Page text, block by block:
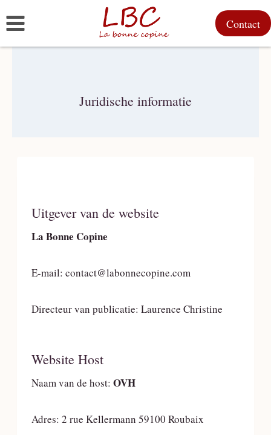
naar
Contact
Juridische informatie
Uitgever van de website
La Bonne Copine
E-mail: contact@labonnecopine.com
Directeur van publicatie: Laurence Christine
Website Host
Naam van de host: OVH
Adres: 2 rue Kellermann 59100 Roubaix